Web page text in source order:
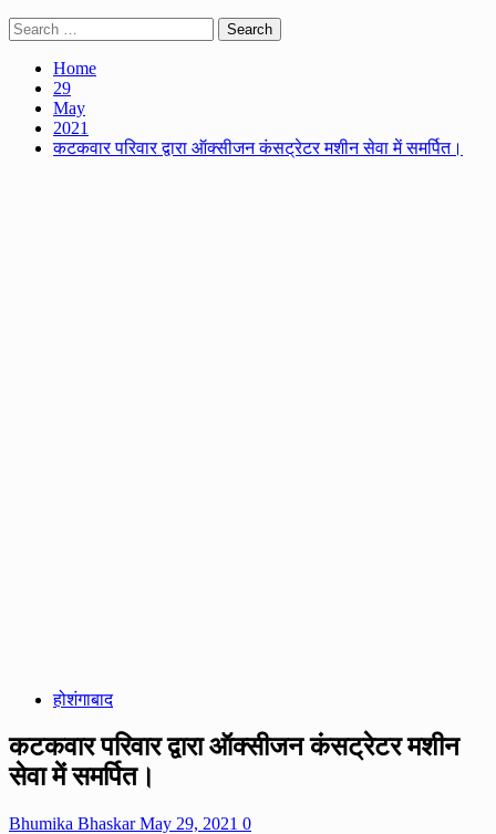
Search
for:
Home
29
May
2021
कटकवार परिवार द्वारा ऑक्सीजन कंसट्रेटर मशीन सेवा में समर्पित।
होशंगाबाद
कटकवार परिवार द्वारा ऑक्सीजन कंसट्रेटर मशीन
सेवा में समर्पित।
Bhumika BhaskarMay 29, 2021 0